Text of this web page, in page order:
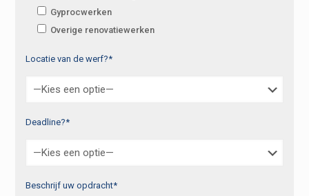
Gyprocwerken
Overige renovatiewerken
Locatie van de werf?*
Deadline?*
Beschrijf uw opdracht*